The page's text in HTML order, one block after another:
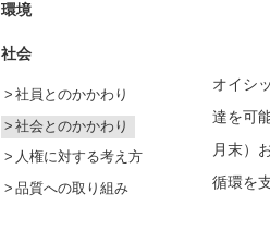
環境
社会
社員とのかかわり
社会とのかかわり
人権に対する考え方
品質への取り組み
オイシ
達を可
月末）
循環を